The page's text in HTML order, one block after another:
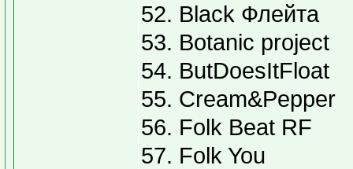
52. Black Флейта
53. Botanic project
54. ButDoesItFloat
55. Cream&Pepper
56. Folk Beat RF
57. Folk You